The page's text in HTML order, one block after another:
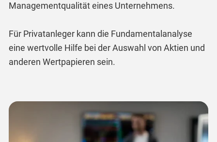
Managementqualität eines Unternehmens.
Für Privatanleger kann die Fundamentalanalyse
eine wertvolle Hilfe bei der Auswahl von Aktien und
anderen Wertpapieren sein.